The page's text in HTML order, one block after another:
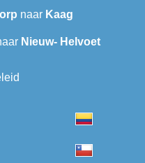
naar Kaag
Nieuw- Helvoet